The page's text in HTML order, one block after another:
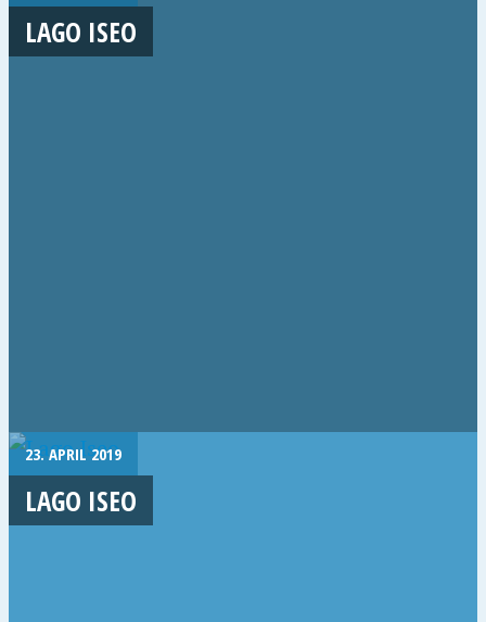
LAGO ISEO
23. APRIL 2019
LAGO ISEO